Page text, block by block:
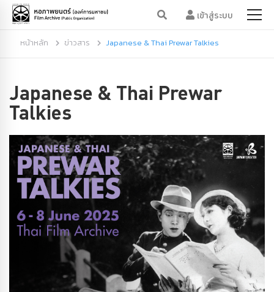
เข้าสู่ระบบ
หน้าหลัก ข่าวสาร Japanese & Thai Prewar Talkies
Japanese & Thai Prewar
Talkies